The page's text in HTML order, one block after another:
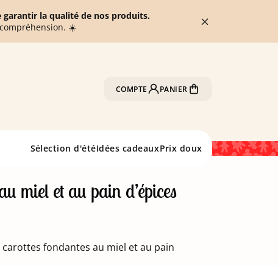
garantir la qualité de nos produits.
☀️
COMPTE PANIER
Sélection d'étéIdées cadeauxPrix doux
miel et au pain d’épices
fondantes au miel et au pain